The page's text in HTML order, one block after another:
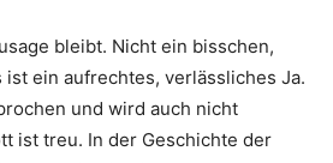
bleibt. Nicht ein bisschen,
ist ein aufrechtes, verlässliches Ja.
und wird auch nicht
ist treu. In der Geschichte der